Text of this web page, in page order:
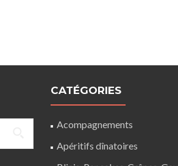
CATÉGORIES
Acompagnements
Apéritifs dînatoires